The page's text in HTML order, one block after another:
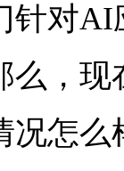
针对
么，
况怎